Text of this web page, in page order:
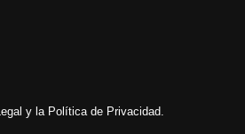
y la Política de Privacidad.